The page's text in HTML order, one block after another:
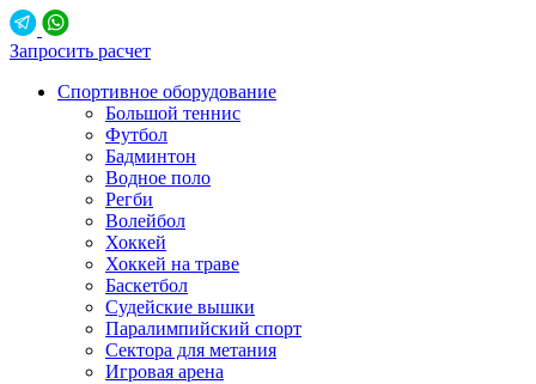
Запросить расчет
Спортивное оборудование
Большой теннис
Футбол
Бадминтон
Водное поло
Регби
Волейбол
Хоккей
Хоккей на траве
Баскетбол
Судейские вышки
Паралимпийский спорт
Сектора для метания
Игровая арена